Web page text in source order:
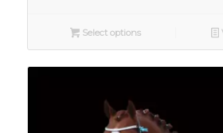
Select options